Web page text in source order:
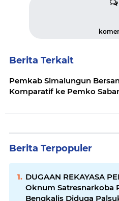
Berita Terkait
Pemkab Simalungun
Komparatif ke Pemko
Berita Terpopuler
DUGAAN REKAYASA
Oknum Satresnarkoba
Bengkalis Diduga